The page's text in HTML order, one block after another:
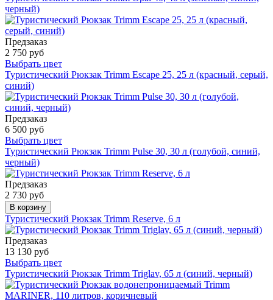
черный)
Предзаказ
2 750 руб
Выбрать цвет
Туристический Рюкзак Trimm Escape 25, 25 л (красный, серый,
синий)
Предзаказ
6 500 руб
Выбрать цвет
Туристический Рюкзак Trimm Pulse 30, 30 л (голубой, синий,
черный)
Предзаказ
2 730 руб
В корзину
Туристический Рюкзак Trimm Reserve, 6 л
Предзаказ
13 130 руб
Выбрать цвет
Туристический Рюкзак Trimm Triglav, 65 л (синий, черный)